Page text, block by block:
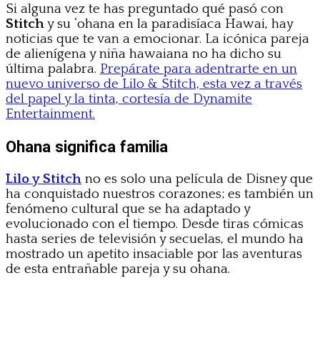
Si alguna vez te has preguntado qué pasó con
Stitchy su ‘ohana en la paradisíaca Hawai, hay
noticias que te van a emocionar. La icónica pareja
de alienígena y niña hawaiana no ha dicho su
última palabra. Prepárate para adentrarte en un
nuevo universo de Lilo & Stitch, esta vez a través
del papel y la tinta, cortesía de Dynamite
Entertainment.
Ohana significa familia
Lilo y Stitch no es solo una película de Disney que
ha conquistado nuestros corazones; es también un
fenómeno cultural que se ha adaptado y
evolucionado con el tiempo. Desde tiras cómicas
hasta series de televisión y secuelas, el mundo ha
mostrado un apetito insaciable por las aventuras
de esta entrañable pareja y su ohana.